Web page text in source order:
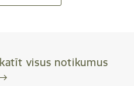
visus notikumus